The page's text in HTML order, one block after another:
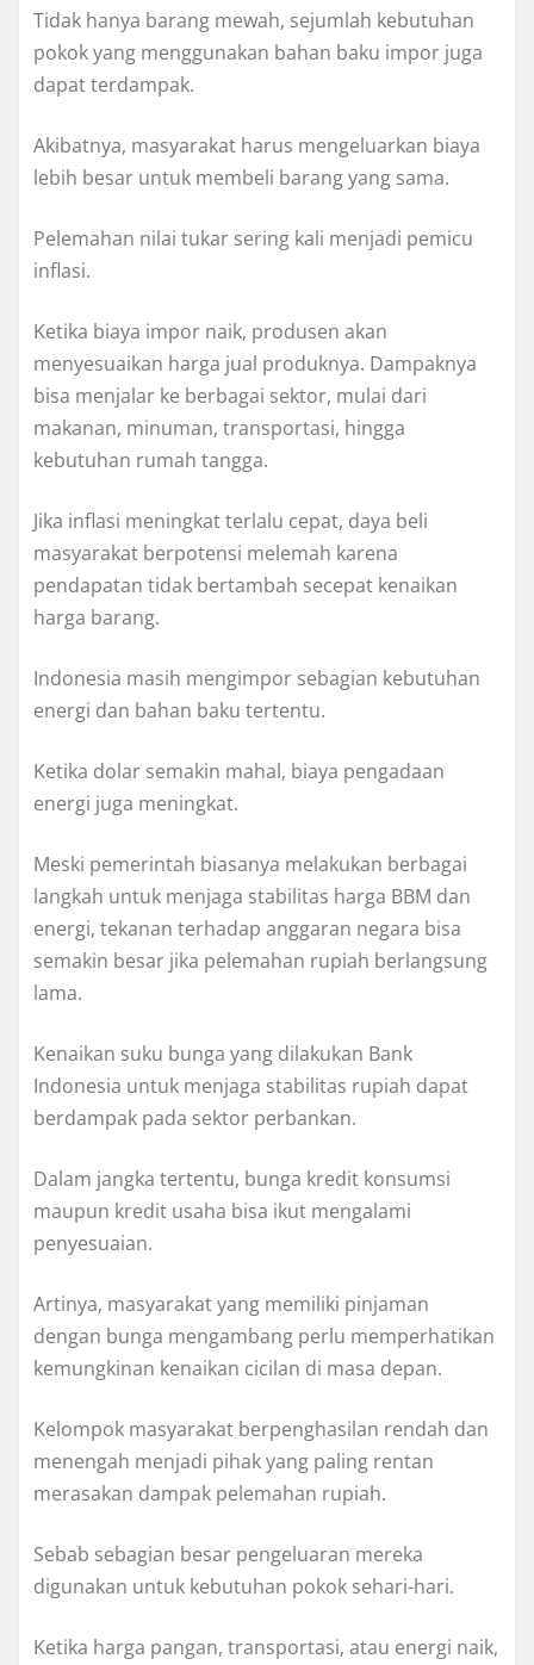
Tidak hanya barang mewah, sejumlah kebutuhan
pokok yang menggunakan bahan baku impor juga
dapat terdampak.
Akibatnya, masyarakat harus mengeluarkan biaya
lebih besar untuk membeli barang yang sama.
Pelemahan nilai tukar sering kali menjadi pemicu
inflasi.
Ketika biaya impor naik, produsen akan
menyesuaikan harga jual produknya. Dampaknya
bisa menjalar ke berbagai sektor, mulai dari
makanan, minuman, transportasi, hingga
kebutuhan rumah tangga.
Jika inflasi meningkat terlalu cepat, daya beli
masyarakat berpotensi melemah karena
pendapatan tidak bertambah secepat kenaikan
harga barang.
Indonesia masih mengimpor sebagian kebutuhan
energi dan bahan baku tertentu.
Ketika dolar semakin mahal, biaya pengadaan
energi juga meningkat.
Meski pemerintah biasanya melakukan berbagai
langkah untuk menjaga stabilitas harga BBM dan
energi, tekanan terhadap anggaran negara bisa
semakin besar jika pelemahan rupiah berlangsung
lama.
Kenaikan suku bunga yang dilakukan Bank
Indonesia untuk menjaga stabilitas rupiah dapat
berdampak pada sektor perbankan.
Dalam jangka tertentu, bunga kredit konsumsi
maupun kredit usaha bisa ikut mengalami
penyesuaian.
Artinya, masyarakat yang memiliki pinjaman
dengan bunga mengambang perlu memperhatikan
kemungkinan kenaikan cicilan di masa depan.
Kelompok masyarakat berpenghasilan rendah dan
menengah menjadi pihak yang paling rentan
merasakan dampak pelemahan rupiah.
Sebab sebagian besar pengeluaran mereka
digunakan untuk kebutuhan pokok sehari-hari.
Ketika harga pangan, transportasi, atau energi naik,